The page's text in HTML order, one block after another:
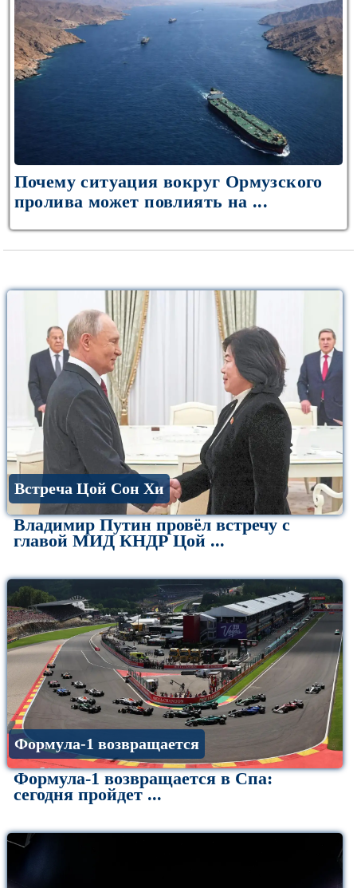
Почему ситуация вокруг Ормузского
пролива может повлиять на ...
Встреча Цой Сон Хи
Владимир Путин провёл встречу с
главой МИД КНДР Цой ...
Формула-1 возвращается
Формула-1 возвращается в Спа:
сегодня пройдет ...